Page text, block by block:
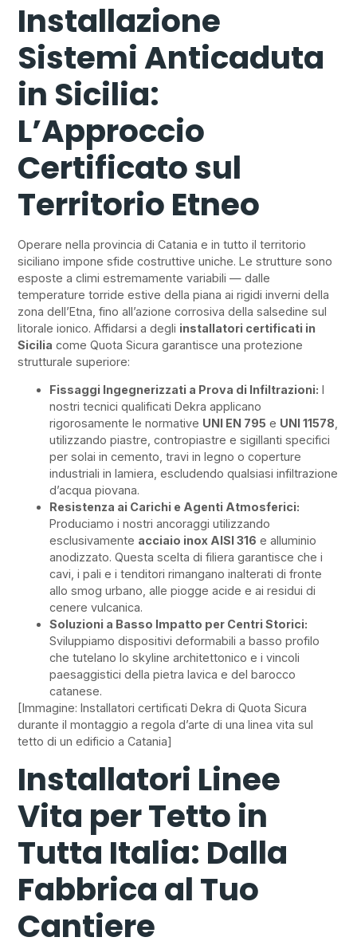
Installazione
Sistemi Anticaduta
in Sicilia:
L’Approccio
Certificato sul
Territorio Etneo
Operare nella provincia di Catania e in tutto il territorio
siciliano impone sfide costruttive uniche. Le strutture sono
esposte a climi estremamente variabili — dalle
temperature torride estive della piana ai rigidi inverni della
zona dell’Etna, fino all’azione corrosiva della salsedine sul
litorale ionico. Affidarsi a degli installatori certificati in
Sicilia come Quota Sicura garantisce una protezione
strutturale superiore:
Fissaggi Ingegnerizzati a Prova di Infiltrazioni: I
nostri tecnici qualificati Dekra applicano
rigorosamente le normative UNI EN 795 e UNI 11578
utilizzando piastre, contropiastre e sigillanti specifici
per solai in cemento, travi in legno o coperture
industriali in lamiera, escludendo qualsiasi infiltrazione
d’acqua piovana.
Resistenza ai Carichi e Agenti Atmosferici:
Produciamo i nostri ancoraggi utilizzando
esclusivamente acciaio inox AISI 316 e alluminio
anodizzato. Questa scelta di filiera garantisce che i
cavi, i pali e i tenditori rimangano inalterati di fronte
allo smog urbano, alle piogge acide e ai residui di
cenere vulcanica.
Soluzioni a Basso Impatto per Centri Storici:
Sviluppiamo dispositivi deformabili a basso profilo
che tutelano lo skyline architettonico e i vincoli
paesaggistici della pietra lavica e del barocco
catanese.
[Immagine: Installatori certificati Dekra di Quota Sicura
durante il montaggio a regola d’arte di una linea vita sul
tetto di un edificio a Catania]
Installatori Linee
Vita per Tetto in
Tutta Italia: Dalla
Fabbrica al Tuo
Cantiere